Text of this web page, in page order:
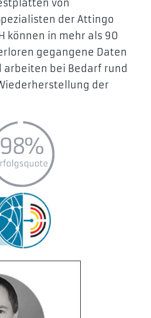
von
der Attingo
können in mehr als 90
gegangene Daten
bei Bedarf rund
der